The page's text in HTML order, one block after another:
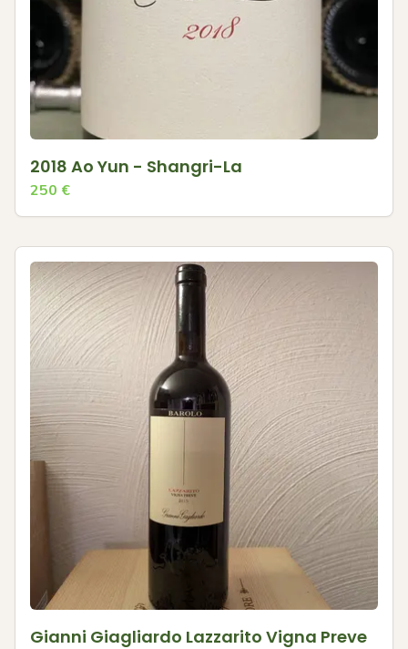
2018 Ao Yun - Shangri-La
250 €
Gianni Giagliardo Lazzarito Vigna Preve